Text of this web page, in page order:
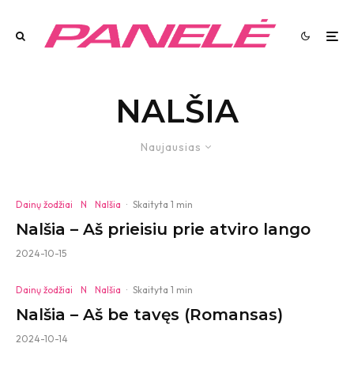
NALŠIA
Naujausias
Dainų žodžiai N Nalšia · Skaityta 1 min
Nalšia – Aš prieisiu prie atviro lango
2024-10-15
Dainų žodžiai N Nalšia · Skaityta 1 min
Nalšia – Aš be tavęs (Romansas)
2024-10-14